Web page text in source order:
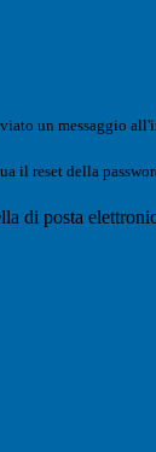
un messaggio
il reset della
di posta